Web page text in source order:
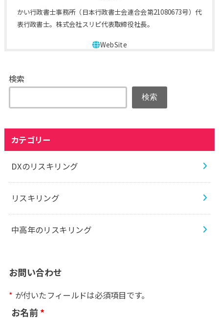
かい行政書士事務所（日本行政書士会連合会第21080673号）代
表行政書士。株式会社スリピ代表取締役社長。
検索
検索
カテゴリー
DXのリスキリング
リスキリング
中高年のリスキリング
お問い合わせ
* が付いたフィールドは必須項目です。
お名前*